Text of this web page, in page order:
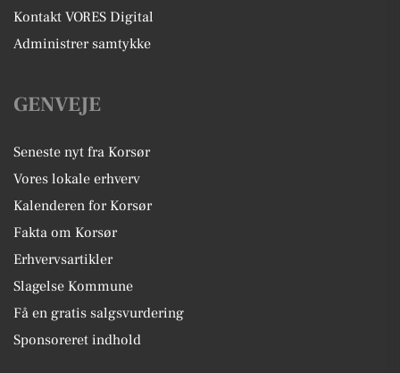
Kontakt VORES Digital
Administrer samtykke
GENVEJE
Seneste nyt fra Korsør
Vores lokale erhverv
Kalenderen for Korsør
Fakta om Korsør
Erhvervsartikler
Slagelse Kommune
Få en gratis salgsvurdering
Sponsoreret indhold